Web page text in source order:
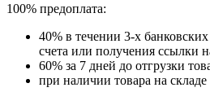
100% предоплата:
40% в течении 3-х
счета или получения ссылки
60% за 7 дней до отгрузки
при наличии товара на